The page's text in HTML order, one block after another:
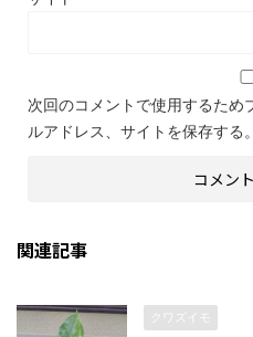
次回のコメントで使用するため
ルアドレス、サイトを保存する。
関連記事
クワズイモ